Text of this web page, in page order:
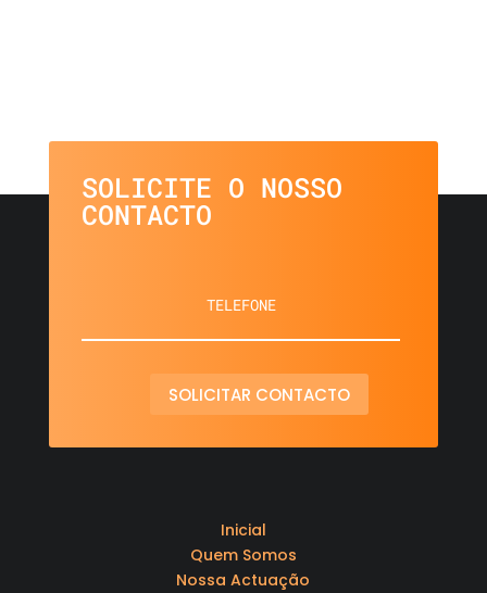
SOLICITE O NOSSO
CONTACTO
SOLICITAR CONTACTO
Inicial
Quem Somos
Nossa Actuação